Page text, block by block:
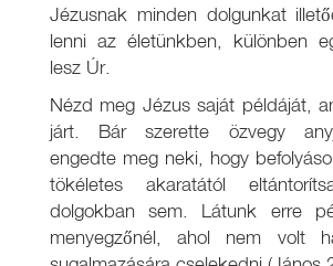
Jézusnak minden dolgunkat
lenni az életünkben, különben
lesz Úr.
Nézd meg Jézus saját példáját,
járt. Bár szerette özvegy
engedte meg neki, hogy
tökéletes akaratától
dolgokban sem. Látunk erre
menyegzőnél, ahol nem volt